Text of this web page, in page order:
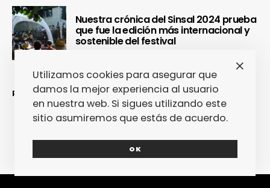
Nuestra crónica del Sinsal 2024 prueba
que fue la edición más internacional y
sostenible del festival
REDES SOCIALES
Utilizamos cookies para asegurar que
damos la mejor experiencia al usuario
en nuestra web. Si sigues utilizando este
sitio asumiremos que estás de acuerdo.
OK